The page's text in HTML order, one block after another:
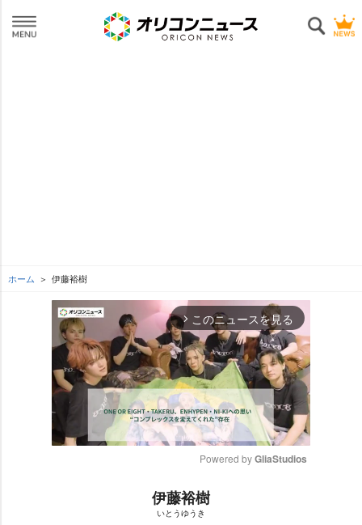
ホーム 伊藤裕樹
arrow_forward_ios このニュースを見る
Powered by GliaStudios
伊藤裕樹
いとうゆうき